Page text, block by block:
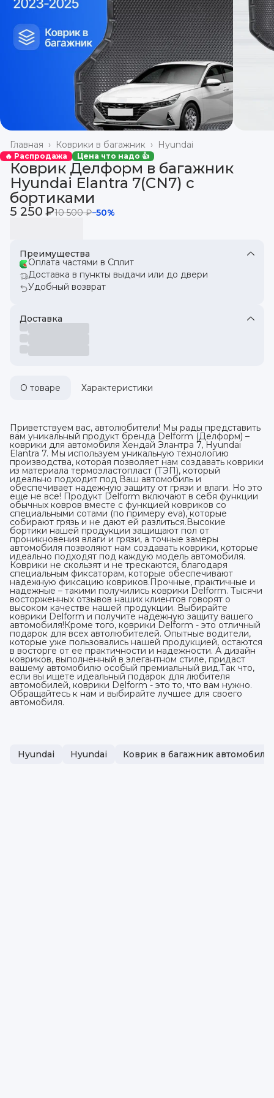
Hyundai
Коврики в багажник ›
Главная ›
🔥 Распродажа Цена что надо 👍
Коврик Делформ в багажник
Hyundai Elantra 7(CN7) с
бортиками
5 250 ₽10 500 ₽−50%
Преимущества
Оплата частями в Сплит
Доставка в пункты выдачи или до двери
Удобный возврат
Доставка
О товаре Характеристики
Приветствуем вас, автолюбители! Мы рады представить
вам уникальный продукт бренда Delform (Делформ) –
коврики для автомобиля Хендай Элантра 7, Hyundai
Elantra 7. Мы используем уникальную технологию
производства, которая позволяет нам создавать коврики
из материала термоэластопласт (ТЭП), который
идеально подходит под Ваш автомобиль и
обеспечивает надежную защиту от грязи и влаги. Но это
еще не все! Продукт Delform включают в себя функции
обычных ковров вместе с функцией ковриков со
специальными сотами (по примеру eva), которые
собирают грязь и не дают ей разлиться.Высокие
бортики нашей продукции защищают пол от
проникновения влаги и грязи, а точные замеры
автомобиля позволяют нам создавать коврики, которые
идеально подходят под каждую модель автомобиля.
Коврики не скользят и не трескаются, благодаря
специальным фиксаторам, которые обеспечивают
надежную фиксацию ковриков.Прочные, практичные и
надежные – такими получились коврики Delform. Тысячи
восторженных отзывов наших клиентов говорят о
высоком качестве нашей продукции. Выбирайте
коврики Delform и получите надежную защиту вашего
автомобиля!Кроме того, коврики Delform - это отличный
подарок для всех автолюбителей. Опытные водители,
которые уже пользовались нашей продукцией, остаются
в восторге от ее практичности и надежности. А дизайн
ковриков, выполненный в элегантном стиле, придаст
вашему автомобилю особый премиальный вид.Так что,
если вы ищете идеальный подарок для любителя
автомобилей, коврики Delform - это то, что вам нужно.
Обращайтесь к нам и выбирайте лучшее для своего
автомобиля.
Hyundai Hyundai